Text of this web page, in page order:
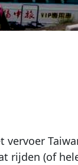
vervoer
rijden (of